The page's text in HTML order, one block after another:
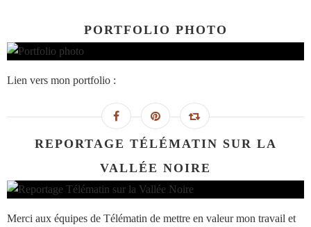
PORTFOLIO PHOTO
Lien vers mon portfolio :
REPORTAGE TÉLÉMATIN SUR LA
VALLÉE NOIRE
Merci aux équipes de Télématin de mettre en valeur mon travail et